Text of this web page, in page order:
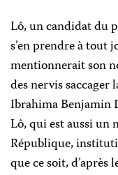
Lô, un candidat du
s’en prendre à tout
mentionnerait son
des nervis
Ibrahima Benjamin
Lô, qui est aussi un
République,
que ce soit,